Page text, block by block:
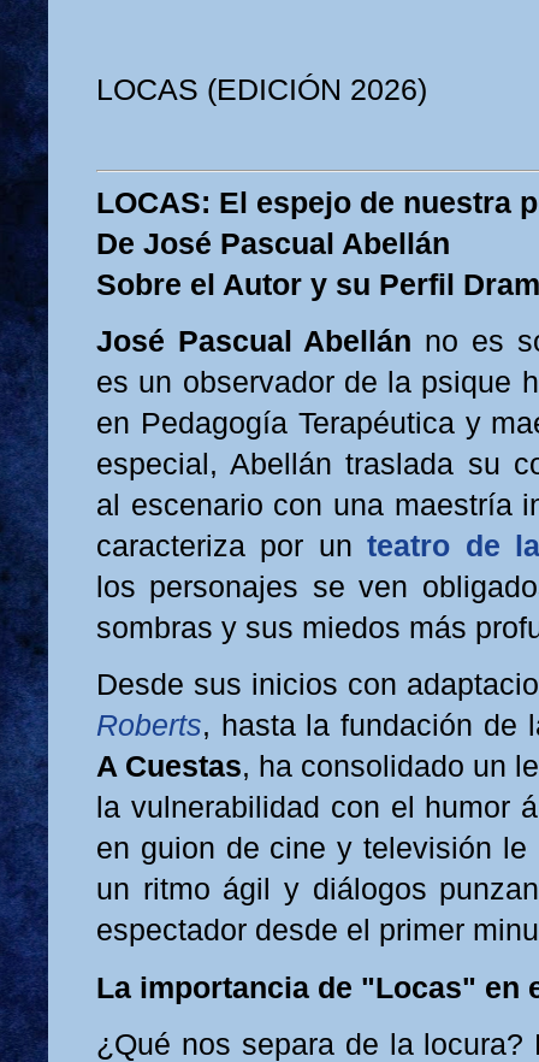
LOCAS (EDICIÓN 2026)
LOCAS: El espejo de nuestra
De José Pascual Abellán
Sobre el Autor y su Perfil
José Pascual Abellán no es
es un observador de la psique
en Pedagogía Terapéutica y
especial, Abellán traslada su
al escenario con una maestría
caracteriza por unteatro de
los personajes se ven
sombras y sus miedos más
Desde sus inicios con
Roberts, hasta la fundación de
A Cuestas, ha consolidado un
la vulnerabilidad con el humor
en guion de cine y televisión le
un ritmo ágil y diálogos
espectador desde el primer
La importancia de "Locas" en
¿Qué nos separa de la locura?